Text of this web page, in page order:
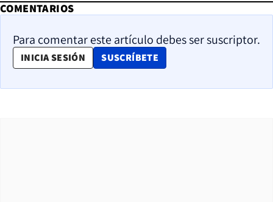
COMENTARIOS
Para comentar este artículo debes ser suscriptor.
INICIA SESIÓN SUSCRÍBETE
OPENS IN NEW WINDOW